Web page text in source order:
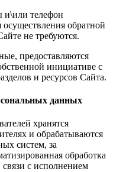
и\или телефон
осуществления обратной
не требуются.
предоставляются
инициативе с
и ресурсов Сайта.
данных
хранятся
и обрабатываются
систем, за
обработка
с исполнением